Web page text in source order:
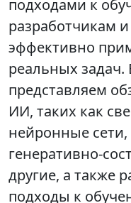
подходами к
разработчикам
эффективно
реальных задач.
представляем
ИИ, таких как
нейронные
генеративно-
другие, а также
подходы к